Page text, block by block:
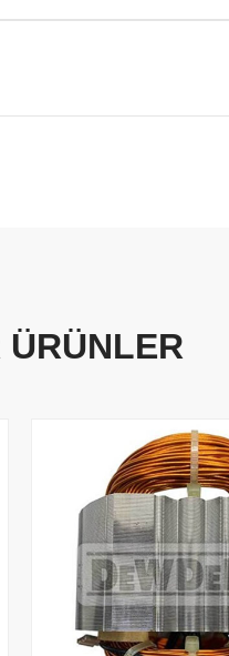
ÜRÜNLER